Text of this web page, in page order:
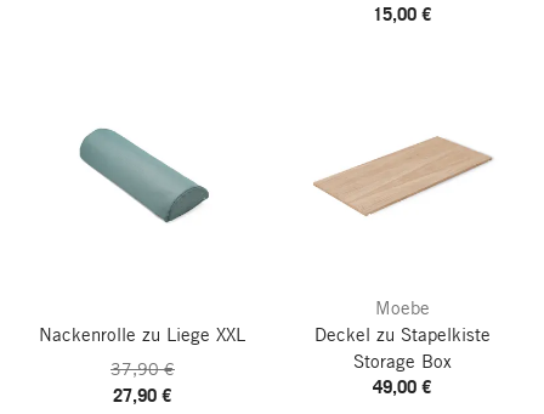
15,00 €
Nackenrolle zu Liege XXL
37,90 €
27,90 €
Moebe
Deckel zu Stapelkiste
Storage Box
49,00 €